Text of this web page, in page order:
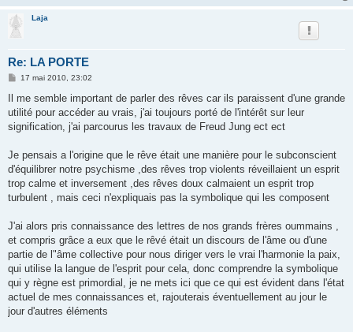
Laja
Re: LA PORTE
M
s
a
g
e
17 mai 2010, 23:02
Il me semble important de parler des rêves car ils paraissent d'une grande
utilité pour accéder au vrais, j'ai toujours porté de l'intérêt sur leur
signification, j'ai parcourus les travaux de Freud Jung ect ect
Je pensais a l'origine que le rêve était une manière pour le subconscient
d'équilibrer notre psychisme ,des rêves trop violents réveillaient un esprit
trop calme et inversement ,des rêves doux calmaient un esprit trop
turbulent , mais ceci n'expliquais pas la symbolique qui les composent
J'ai alors pris connaissance des lettres de nos grands frères oummains ,
et compris grâce a eux que le rêvé était un discours de l'âme ou d'une
partie de l"âme collective pour nous diriger vers le vrai l'harmonie la paix,
qui utilise la langue de l'esprit pour cela, donc comprendre la symbolique
qui y règne est primordial, je ne mets ici que ce qui est évident dans l'état
actuel de mes connaissances et, rajouterais éventuellement au jour le
jour d'autres éléments